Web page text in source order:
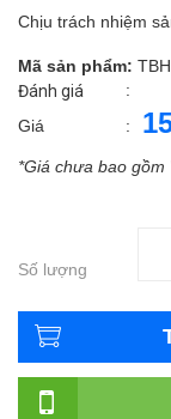
Chịu trách nhiệm
Mã sản phẩm:
Đánh giá
:
Giá
:
*Giá chưa bao gồm
Số lượng